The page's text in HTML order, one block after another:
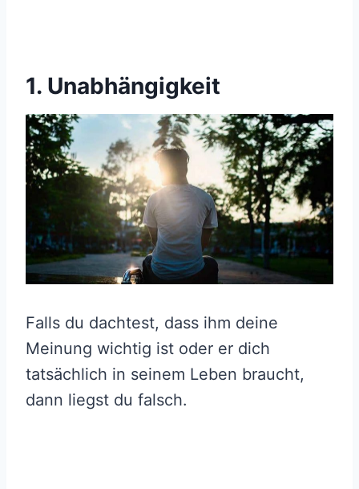
1. Unabhängigkeit
Falls du dachtest, dass ihm deine
Meinung wichtig ist oder er dich
tatsächlich in seinem Leben braucht,
dann liegst du falsch.